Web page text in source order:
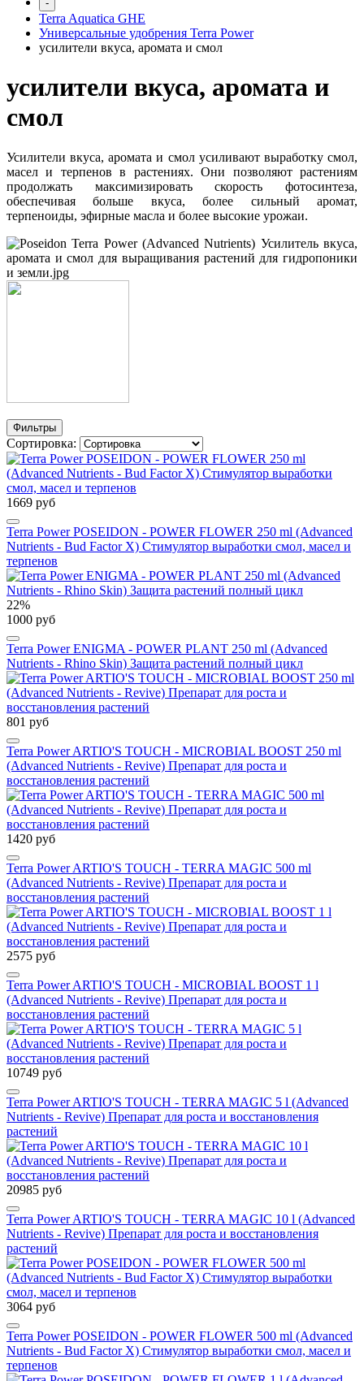
-
Terra Aquatica GHE
Универсальные удобрения Terra Power
усилители вкуса, аромата и смол
усилители вкуса, аромата и
смол
Усилители вкуса, аромата и смол усиливают выработку смол,
масел и терпенов в растениях. Они позволяют растениям
продолжать максимизировать скорость фотосинтеза,
обеспечивая больше вкуса, более сильный аромат,
терпеноиды, эфирные масла и более высокие урожаи.
Фильтры
Сортировка:
1669 руб
Terra Power POSEIDON - POWER FLOWER 250 ml (Advanced
Nutrients - Bud Factor Х) Стимулятор выработки смол, масел и
терпенов
22%
1000 руб
Terra Power ENIGMA - POWER PLANT 250 ml (Advanced
Nutrients - Rhino Skin) Защита растений полный цикл
801 руб
Terra Power ARTIO'S TOUCH - MICROBIAL BOOST 250 ml
(Advanced Nutrients - Revive) Препарат для роста и
восстановления растений
1420 руб
Terra Power ARTIO'S TOUCH - TERRA MAGIC 500 ml
(Advanced Nutrients - Revive) Препарат для роста и
восстановления растений
2575 руб
Terra Power ARTIO'S TOUCH - MICROBIAL BOOST 1 l
(Advanced Nutrients - Revive) Препарат для роста и
восстановления растений
10749 руб
Terra Power ARTIO'S TOUCH - TERRA MAGIC 5 l (Advanced
Nutrients - Revive) Препарат для роста и восстановления
растений
20985 руб
Terra Power ARTIO'S TOUCH - TERRA MAGIC 10 l (Advanced
Nutrients - Revive) Препарат для роста и восстановления
растений
3064 руб
Terra Power POSEIDON - POWER FLOWER 500 ml (Advanced
Nutrients - Bud Factor Х) Стимулятор выработки смол, масел и
терпенов